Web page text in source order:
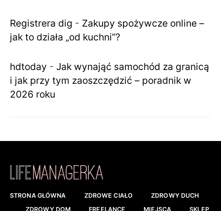
Registrera dig - Zakupy spożywcze online –
jak to działa „od kuchni”?
hdtoday - Jak wynająć samochód za granicą
i jak przy tym zaoszczędzić – poradnik w
2026 roku
STRONA GŁÓWNA ZDROWE CIAŁO
ZDROWY DUCH
ZDROWY DOM
FREELANCE MIEJSCA SKLEP